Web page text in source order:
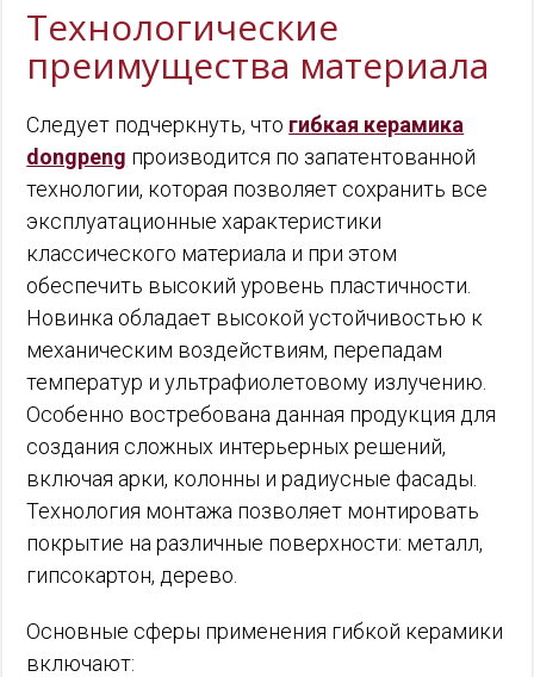
Технологические
преимущества материала
Следует подчеркнуть, что гибкая керамика
dongpeng производится по запатентованной
технологии, которая позволяет сохранить все
эксплуатационные характеристики
классического материала и при этом
обеспечить высокий уровень пластичности.
Новинка обладает высокой устойчивостью к
механическим воздействиям, перепадам
температур и ультрафиолетовому излучению.
Особенно востребована данная продукция для
создания сложных интерьерных решений,
включая арки, колонны и радиусные фасады.
Технология монтажа позволяет монтировать
покрытие на различные поверхности: металл,
гипсокартон, дерево.
Основные сферы применения гибкой керамики
включают: